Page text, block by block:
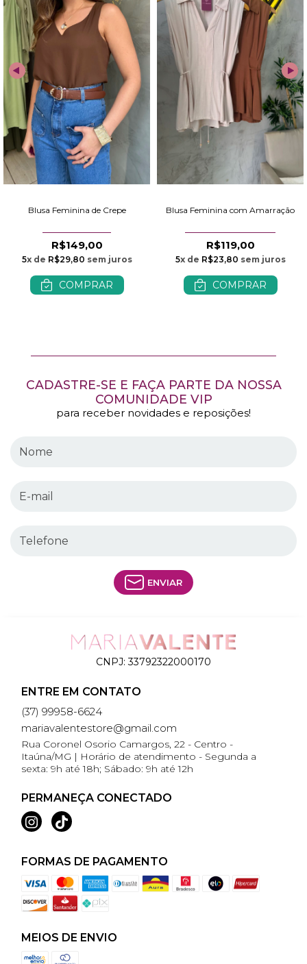
Blusa Feminina de Crepe
R$149,00
5x de R$29,80 sem juros
COMPRAR
Blusa Feminina com Amarração
R$119,00
5x de R$23,80 sem juros
COMPRAR
CADASTRE-SE E FAÇA PARTE DA NOSSA
COMUNIDADE VIP
para receber novidades e reposições!
ENVIAR
CNPJ:33792322000170
ENTRE EM CONTATO
(37) 99958-6624
mariavalentestore@gmail.com
Rua Coronel Osorio Camargos, 22 - Centro -
Itaúna/MG | Horário de atendimento - Segunda a
sexta: 9h até 18h; Sábado: 9h até 12h
PERMANEÇA CONECTADO
FORMAS DE PAGAMENTO
MEIOS DE ENVIO